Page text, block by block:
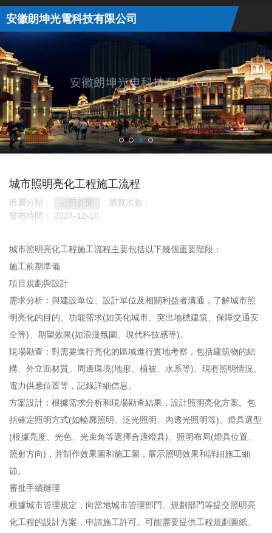
安徽朗坤光電科技有限公司
城市照明亮化工程施工流程
所屬分類： 公司新聞 瀏覽次數：
發布時間： 2024-12-10
城市照明亮化工程施工流程主要包括以下幾個重要階段：
施工前期準備
項目規劃與設計
需求分析：與建設單位、設計單位及相關利益者溝通，了解城市照
明亮化的目的、功能需求(如美化城市、突出地標建筑、保障交通安
全等)、期望效果(如浪漫氛圍、現代科技感等)。
現場勘查：對需要進行亮化的區域進行實地考察，包括建筑物的結
構、外立面材質、周邊環境(地形、植被、水系等)、現有照明情況、
電力供應位置等，記錄詳細信息。
方案設計：根據需求分析和現場勘查結果，設計照明亮化方案。包
括確定照明方式(如輪廓照明、泛光照明、內透光照明等)、燈具選型
(根據亮度、光色、光束角等選擇合適燈具)、照明布局(燈具位置、
照射方向)，并制作效果圖和施工圖，展示照明效果和詳細施工細
節。
審批手續辦理
根據城市管理規定，向當地城市管理部門、規劃部門等提交照明亮
化工程的設計方案，申請施工許可。可能需要提供工程規劃圖紙、